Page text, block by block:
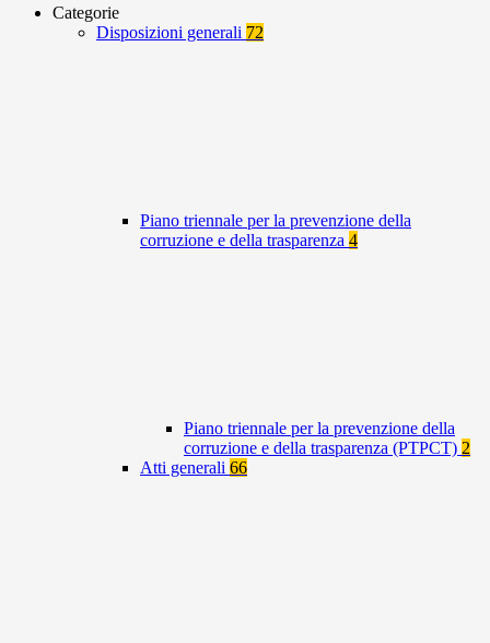
Categorie
Disposizioni generali 72
Piano triennale per la prevenzione della
corruzione e della trasparenza 4
Piano triennale per la prevenzione della
corruzione e della trasparenza (PTPCT) 2
Atti generali 66